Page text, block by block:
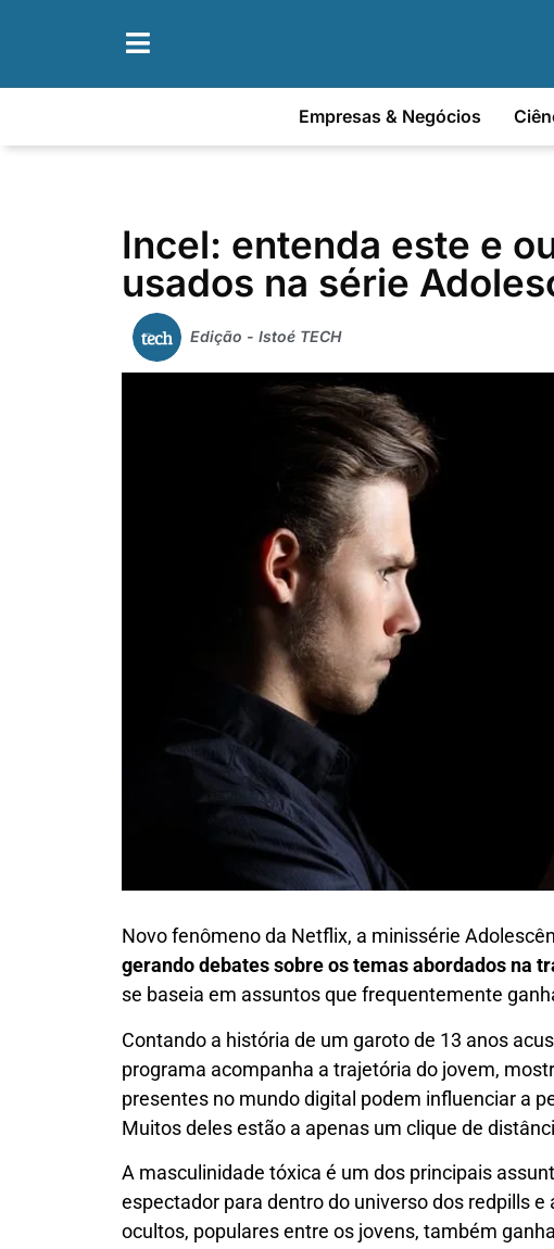
Empresas & Negócios
Incel: entenda este e
usados na série
Edição - Istoé TECH
Novo fenômeno da Netflix, a minissérie
gerando debates sobre os temas abordados na
se baseia em assuntos que frequentemente
Contando a história de um garoto de 13 anos
programa acompanha a trajetória do jovem,
presentes no mundo digital podem influenciar a
Muitos deles estão a apenas um clique de
A masculinidade tóxica é um dos principais
espectador para dentro do universo dos redpills
ocultos, populares entre os jovens, também